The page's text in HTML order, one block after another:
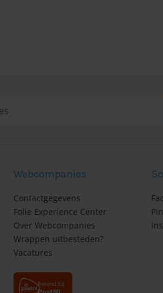
Webcompanies
Contactgegevens
Folie Experience Center
Over Webcompanies
Wrappen uitbesteden?
Vacatures